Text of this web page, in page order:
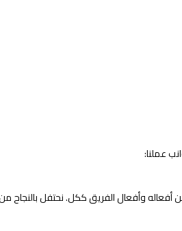
عملنا:
وأفعال الفريق ككل. نحتفل بالنجاح